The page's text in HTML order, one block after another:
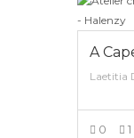
A
Laetitia
0 1